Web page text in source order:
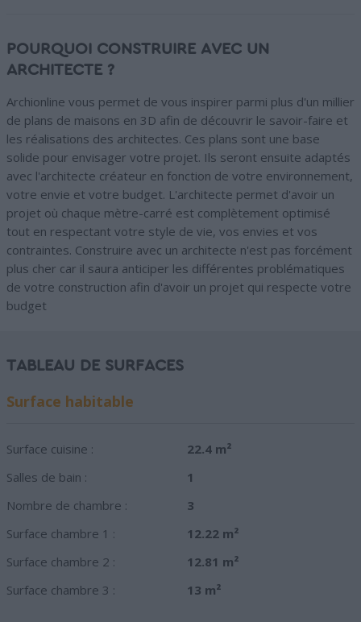
POURQUOI CONSTRUIRE AVEC UN
ARCHITECTE ?
Archionline vous permet de vous inspirer parmi plus d'un millier
de plans de maisons en 3D afin de découvrir le savoir-faire et
les réalisations des architectes. Ces plans sont une base
solide pour envisager votre projet. Ils seront ensuite adaptés
avec l'architecte créateur en fonction de votre environnement,
votre envie et votre budget. L'architecte permet d'avoir un
projet où chaque mètre-carré est complètement optimisé
tout en respectant votre style de vie, vos envies et vos
contraintes. Construire avec un architecte n'est pas forcément
plus cher car il saura anticiper les différentes problématiques
de votre construction afin d'avoir un projet qui respecte votre
budget
TABLEAU DE SURFACES
Surface habitable
Surface cuisine :
22.4 m²
Salles de bain :
1
Nombre de chambre :
3
Surface chambre 1 :
12.22 m²
Surface chambre 2 :
12.81 m²
Surface chambre 3 :
13 m²